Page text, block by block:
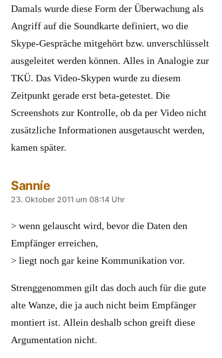
Damals wurde diese Form der Überwachung als
Angriff auf die Soundkarte definiert, wo die
Skype-Gespräche mitgehört bzw. unverschlüsselt
ausgeleitet werden können. Alles in Analogie zur
TKÜ. Das Video-Skypen wurde zu diesem
Zeitpunkt gerade erst beta-getestet. Die
Screenshots zur Kontrolle, ob da per Video nicht
zusätzliche Informationen ausgetauscht werden,
kamen später.
Sanníe
sagt:
23. Oktober 2011 um 08:14 Uhr
> wenn gelauscht wird, bevor die Daten den
Empfänger erreichen,
> liegt noch gar keine Kommunikation vor.
Strenggenommen gilt das doch auch für die gute
alte Wanze, die ja auch nicht beim Empfänger
montiert ist. Allein deshalb schon greift diese
Argumentation nicht.